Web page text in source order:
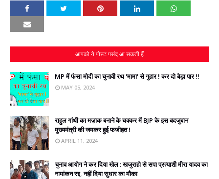
आपको ये पोस्ट पसंद आ सकती हैं
MP में फंसा मोदी का चुनावी रथ 'मामा' से गुहार ! कर दो बेड़ा पार !!
MAY 05, 2024
राहुल गांधी का मज़ाक बनाने के चक्‍कर में BJP के इस बदजुबान
मुख्‍यमंत्री की जमकर हुई फजीहत !
APRIL 11, 2024
चुनाव आयोग ने कर दिया खेल : खजुराहो से सपा प्रत्‍याशी मीरा यादव का
नामांकन रद्द, नहीं दिया सुधार का मौका